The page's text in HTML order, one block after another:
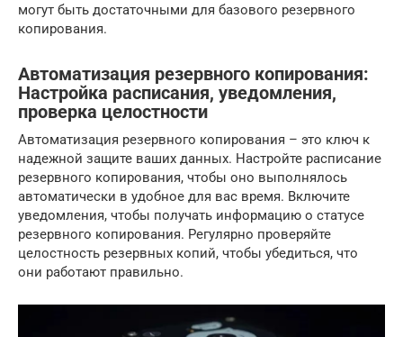
могут быть достаточными для базового резервного
копирования.
Автоматизация резервного копирования:
Настройка расписания, уведомления,
проверка целостности
Автоматизация резервного копирования – это ключ к
надежной защите ваших данных. Настройте расписание
резервного копирования, чтобы оно выполнялось
автоматически в удобное для вас время. Включите
уведомления, чтобы получать информацию о статусе
резервного копирования. Регулярно проверяйте
целостность резервных копий, чтобы убедиться, что
они работают правильно.